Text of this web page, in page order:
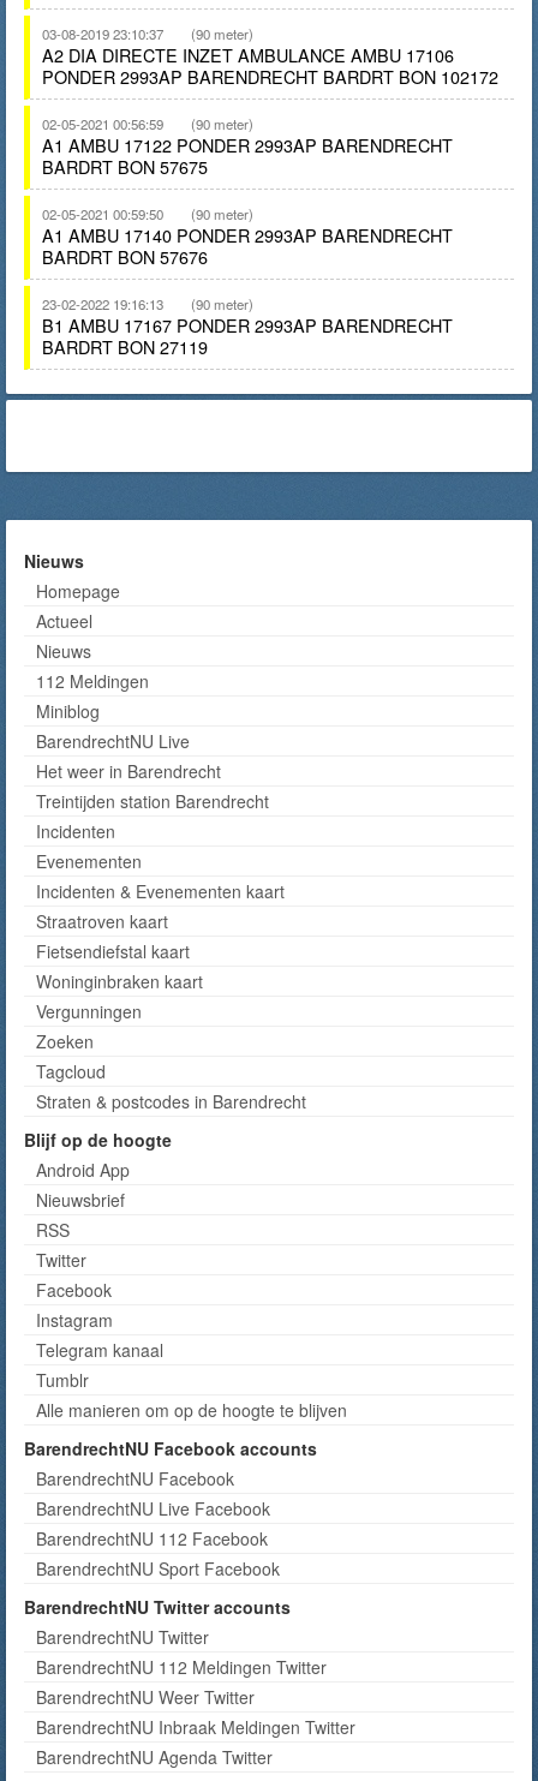
03-08-2019 23:10:37 (90 meter)
A2 DIA DIRECTE INZET AMBULANCE AMBU 17106
PONDER 2993AP BARENDRECHT BARDRT BON 102172
02-05-2021 00:56:59 (90 meter)
A1 AMBU 17122 PONDER 2993AP BARENDRECHT
BARDRT BON 57675
02-05-2021 00:59:50 (90 meter)
A1 AMBU 17140 PONDER 2993AP BARENDRECHT
BARDRT BON 57676
23-02-2022 19:16:13 (90 meter)
B1 AMBU 17167 PONDER 2993AP BARENDRECHT
BARDRT BON 27119
Nieuws
Homepage
Actueel
Nieuws
112 Meldingen
Miniblog
BarendrechtNU Live
Het weer in Barendrecht
Treintijden station Barendrecht
Incidenten
Evenementen
Incidenten & Evenementen kaart
Straatroven kaart
Fietsendiefstal kaart
Woninginbraken kaart
Vergunningen
Zoeken
Tagcloud
Straten & postcodes in Barendrecht
Blijf op de hoogte
Android App
Nieuwsbrief
RSS
Twitter
Facebook
Instagram
Telegram kanaal
Tumblr
Alle manieren om op de hoogte te blijven
BarendrechtNU Facebook accounts
BarendrechtNU Facebook
BarendrechtNU Live Facebook
BarendrechtNU 112 Facebook
BarendrechtNU Sport Facebook
BarendrechtNU Twitter accounts
BarendrechtNU Twitter
BarendrechtNU 112 Meldingen Twitter
BarendrechtNU Weer Twitter
BarendrechtNU Inbraak Meldingen Twitter
BarendrechtNU Agenda Twitter